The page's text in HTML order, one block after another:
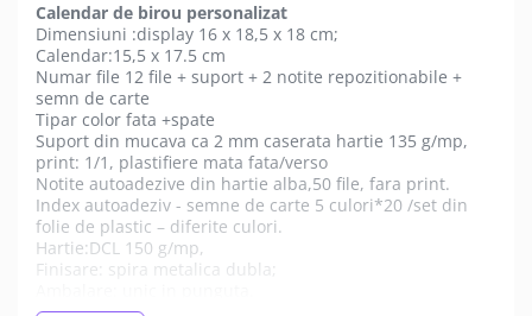
Calendar de birou personalizat
Dimensiuni :display 16 x 18,5 x 18 cm;
Calendar:15,5 x 17.5 cm
Numar file 12 file + suport + 2 notite repozitionabile +
semn de carte
Tipar color fata +spate
Suport din mucava ca 2 mm caserata hartie 135 g/mp,
print: 1/1, plastifiere mata fata/verso
Notite autoadezive din hartie alba,50 file, fara print.
Index autoadeziv - semne de carte 5 culori*20 /set din
folie de plastic – diferite culori.
Hartie:DCL 150 g/mp,
Finisare: spira metalica dubla;